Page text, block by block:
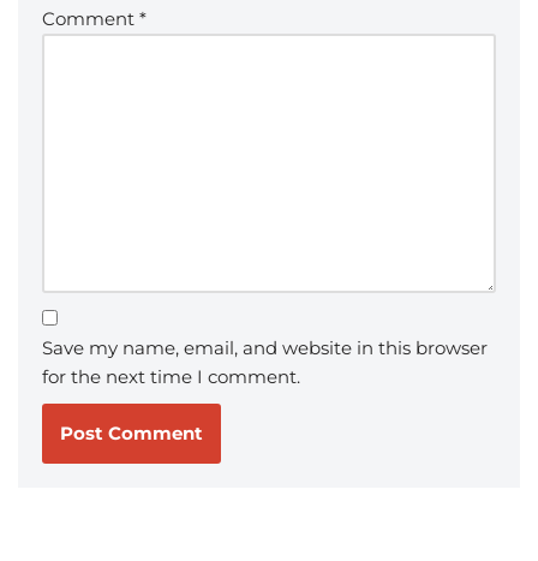
Comment *
Save my name, email, and website in this browser
for the next time I comment.